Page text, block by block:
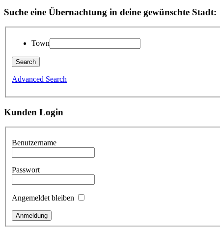
Suche eine Übernachtung in deine gewünschte Stadt:
Town
Advanced Search
Kunden Login
Benutzername
Passwort
Angemeldet bleiben